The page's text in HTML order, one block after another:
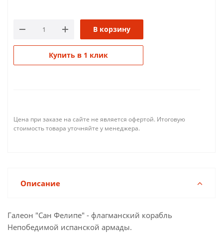
В корзину
Купить в 1 клик
Цена при заказе на сайте не является офертой. Итоговую
стоимость товара уточняйте у менеджера.
Описание
Галеон "Сан Фелипе" - флагманский корабль
Непобедимой испанской армады.